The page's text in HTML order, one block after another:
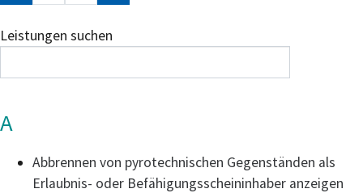
Leistungen suchen
A
Abbrennen von pyrotechnischen Gegenständen als
Erlaubnis- oder Befähigungsscheininhaber anzeigen